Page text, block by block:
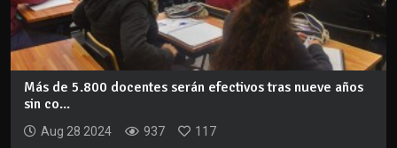
Más de 5.800 docentes serán efectivos tras nueve años
sin co...
Aug 28 2024 937 117